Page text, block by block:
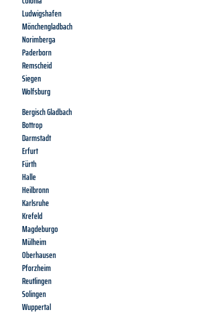
Ludwigshafen
Mönchengladbach
Norimberga
Paderborn
Remscheid
Siegen
Wolfsburg
Bergisch Gladbach
Bottrop
Darmstadt
Erfurt
Fürth
Halle
Heilbronn
Karlsruhe
Krefeld
Magdeburgo
Mülheim
Oberhausen
Pforzheim
Reutlingen
Solingen
Wuppertal